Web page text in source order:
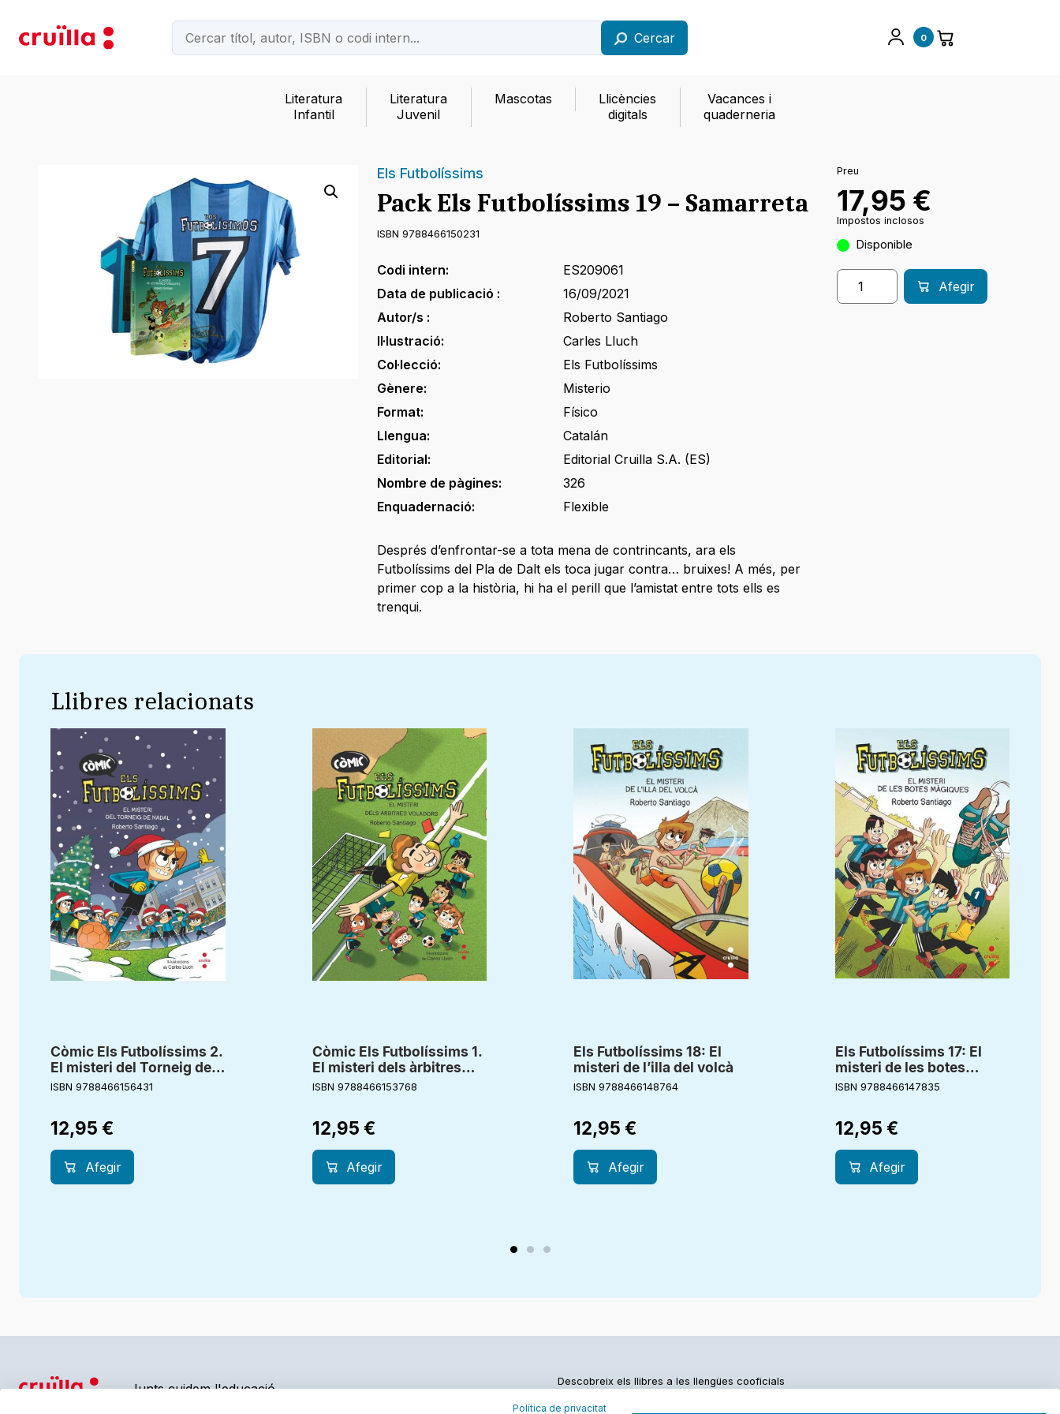
Cercar 0
Literatura
Infantil
Literatura
Juvenil
Mascotas
Llicències
digitals
Vacances i
quaderneria
Els Futbolíssims
Pack Els Futbolíssims 19 – Samarreta
ISBN 9788466150231
Codi intern:
ES209061
Data de publicació :
16/09/2021
Autor/s :
Roberto Santiago
Il·lustració:
Carles Lluch
Col·lecció:
Els Futbolíssims
Gènere:
Misterio
Format:
Físico
Llengua:
Catalán
Editorial:
Editorial Cruilla S.A. (ES)
Nombre de pàgines:
326
Enquadernació:
Flexible
Després d’enfrontar-se a tota mena de contrincants, ara els
Futbolíssims del Pla de Dalt els toca jugar contra… bruixes! A més, per
primer cop a la història, hi ha el perill que l’amistat entre tots ells es
trenqui.
Preu
17,95 €
Impostos inclosos
Disponible
Afegir
Llibres relacionats
Còmic Els Futbolíssims 2.
El misteri del Torneig de
Nadal
ISBN 9788466156431
12,95 €
Afegir
Còmic Els Futbolíssims 1.
El misteri dels àrbitres
voladors
ISBN 9788466153768
12,95 €
Afegir
Els Futbolíssims 18: El
misteri de l’illa del volcà
ISBN 9788466148764
12,95 €
Afegir
Els Futbolíssims 17: El
misteri de les botes
màgiques
ISBN 9788466147835
12,95 €
Afegir
Junts cuidem l'educació Descobreix els llibres a les llengües cooficials
Política de privacitat